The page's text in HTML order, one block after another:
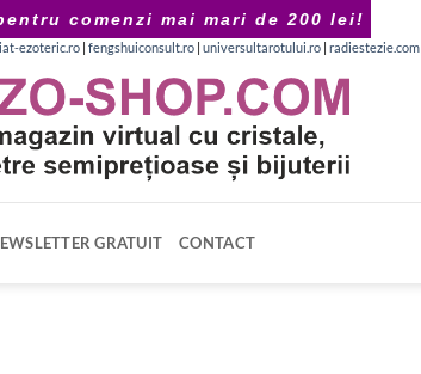
comenzi mai mari de 200 lei!
ezoteric.ro |fengshuiconsult.ro |universultarotului.ro |radiestezie.com
GRATUIT CONTACT